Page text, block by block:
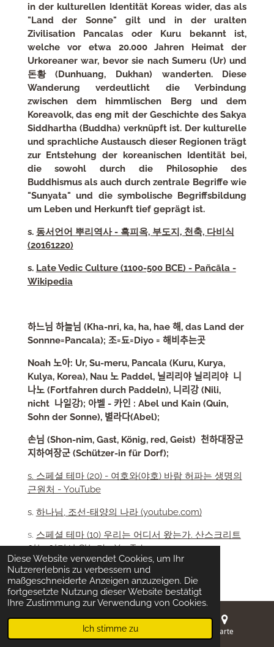
Diese Website verwendet Cookies, um Ihr
Nutzererlebnis zu verbessern und
maßgeschneiderte Anzeigen anzuzeigen. Die
fortgesetzte Nutzung dieser Website bestätigt
Ihre Zustimmung zur Verwendung von Cookies.
Ich stimme zu
in der kulturellen Identität Koreas wider, das als
"Land der Sonne" gilt und in der uralten
Zivilisation Pancalas oder Kuru bekannt ist,
welche vor etwa 20.000 Jahren Heimat der
Urkoreaner war, bevor sie nach Sumeru (Ur) und
돈황 (Dunhuang, Dukhan) wanderten. Diese
Wanderung verdeutlicht die Verbindung
zwischen dem himmlischen Berg und dem
Koreavolk, das eng mit der Geschichte des Sakya
Siddhartha (Buddha) verknüpft ist. Der kulturelle
und sprachliche Austausch dieser Regionen trägt
zur Entstehung der koreanischen Identität bei,
die sowohl durch die Philosophie des
Buddhismus als auch durch zentrale Begriffe wie
"Sunyata" und die symbolische Begriffsbildung
um Leben und Herkunft tief geprägt ist.
s. 동서언어 뿌리역사 - 흑피옥, 부도지, 천축, 다비식
(20161220)
s. Late Vedic Culture (1100-500 BCE) - Pañcāla -
Wikipedia
하느님 하늘님 (Kha-nri, ka, ha, hae 해, das Land der
Sonnne=Pancala); 조=됴=Diyo = 해비추는곳
Noah 노아: Ur, Su-meru, Pancala (Kuru, Kurya,
Kulya, Korea), Nau 노 Paddel, 닐리리야 닐리리야 니
나노 (Fortfahren durch Paddeln), 니리강 (Nili,
nicht 나일강); 아벨 - 카인 : Abel und Kain (Quin,
Sohn der Sonne), 별라다(Abel);
손님 (Shon-nim, Gast, König, red, Geist) 천하대장군
지하여장군 (Schützer-in für Dorf);
s. 스페셜 테마 (20) - 여호와(야호) 바람 허파는 생명의
근원처 - YouTube
s. 하나님, 조선-태양의 나라 (youtube.com)
s. 스페셜 테마 (10) 우리는 어디서 왔는가. 산스크리트
어는 어디서 왔는가 - YouTube
Korea = Das himmlische Land des
한국 = 하늘의
Telefon Karte